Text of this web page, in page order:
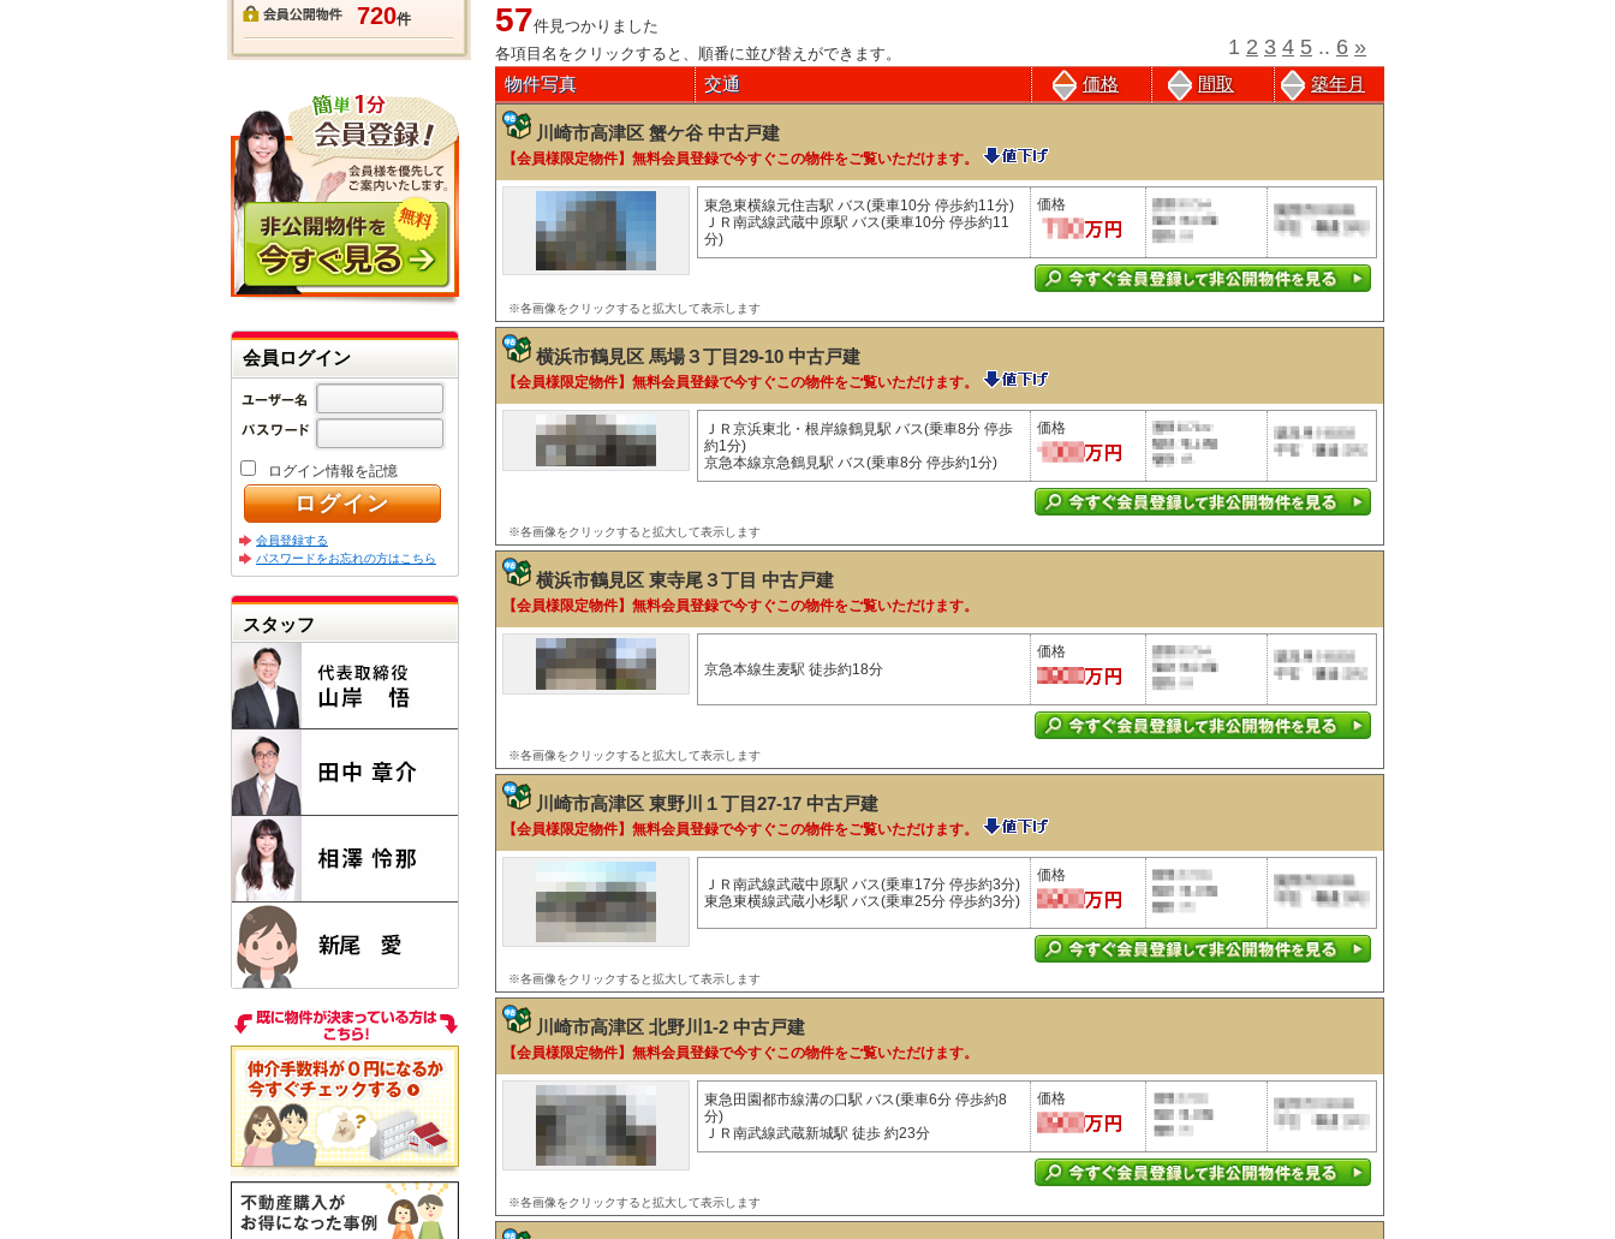
57件見つかりました
各項目名をクリックすると、順番に並び替えができます。
物件写真 交通 価格 間取 築年月
1 2 3 4 5 .. 6 »
川崎市高津区 蟹ケ谷 中古戸建
【会員様限定物件】無料会員登録で今すぐこの物件をご覧いただけます。
東急東横線元住吉駅 バス(乗車10分 停歩約11分)
ＪＲ南武線武蔵中原駅 バス(乗車10分 停歩約11
分)
価格
※各画像をクリックすると拡大して表示します
横浜市鶴見区 馬場３丁目29-10 中古戸建
【会員様限定物件】無料会員登録で今すぐこの物件をご覧いただけます。
ＪＲ京浜東北・根岸線鶴見駅 バス(乗車8分 停歩
約1分)
京急本線京急鶴見駅 バス(乗車8分 停歩約1分)
価格
※各画像をクリックすると拡大して表示します
横浜市鶴見区 東寺尾３丁目 中古戸建
【会員様限定物件】無料会員登録で今すぐこの物件をご覧いただけます。
京急本線生麦駅 徒歩約18分
価格
※各画像をクリックすると拡大して表示します
川崎市高津区 東野川１丁目27-17 中古戸建
【会員様限定物件】無料会員登録で今すぐこの物件をご覧いただけます。
ＪＲ南武線武蔵中原駅 バス(乗車17分 停歩約3分)
東急東横線武蔵小杉駅 バス(乗車25分 停歩約3分)
価格
※各画像をクリックすると拡大して表示します
川崎市高津区 北野川1-2 中古戸建
【会員様限定物件】無料会員登録で今すぐこの物件をご覧いただけます。
東急田園都市線溝の口駅 バス(乗車6分 停歩約8
分)
ＪＲ南武線武蔵新城駅 徒歩 約23分
価格
※各画像をクリックすると拡大して表示します
720件
会員ログイン
ログイン情報を記憶
会員登録する
パスワードをお忘れの方はこちら
スタッフ